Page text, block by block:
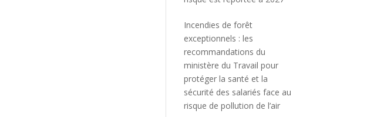
Incendies de forêt
exceptionnels : les
recommandations du
ministère du Travail pour
protéger la santé et la
sécurité des salariés face au
risque de pollution de l’air